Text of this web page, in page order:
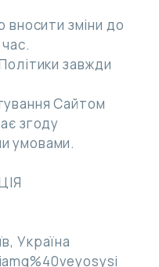
вносити зміни до
завжди
Сайтом
згоду
умовами.
Україна